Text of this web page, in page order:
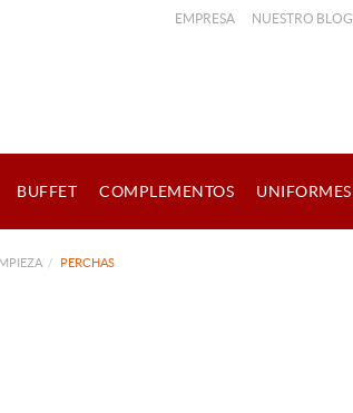
EMPRESA NUESTRO BLOG
BUFFET COMPLEMENTOS UNIFORMES
PERCHAS